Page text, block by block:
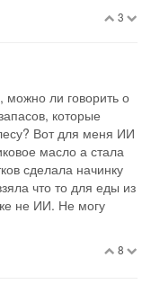
3
можно ли говорить о
которые
Вот для меня ИИ
масло а стала
сделала начинку
что то для еды из
не ИИ. Не могу
8